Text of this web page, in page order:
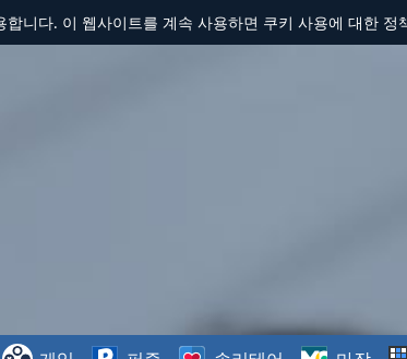
합니다. 이 웹사이트를 계속 사용하면 쿠키 사용에 대한